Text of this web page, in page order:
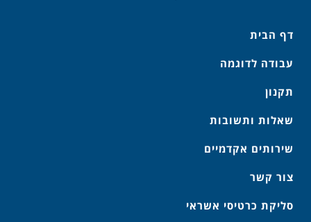
דף הבית
עבודה לדוגמה
תקנון
שאלות ותשובות
שירותים אקדמיים
צור קשר
סליקת כרטיסי אשראי